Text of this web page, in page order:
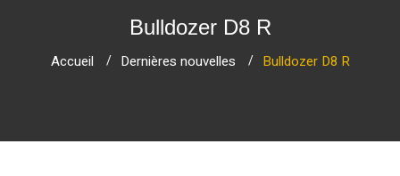
Bulldozer D8 R
Accueil Dernières nouvelles Bulldozer D8 R